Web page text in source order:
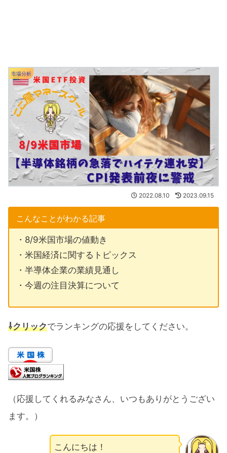
市場分析
2022.08.10 2023.09.15
こんなことがわかる記事
・8/9米国市場の値動き
・米国経済に関するトピックス
・半導体企業の業績見通し
・今週の注目決算について
⇩クリックでランキングの応援をしてください。
（応援してくれるみなさん、いつもありがとうござい
ます。）
こんにちは！